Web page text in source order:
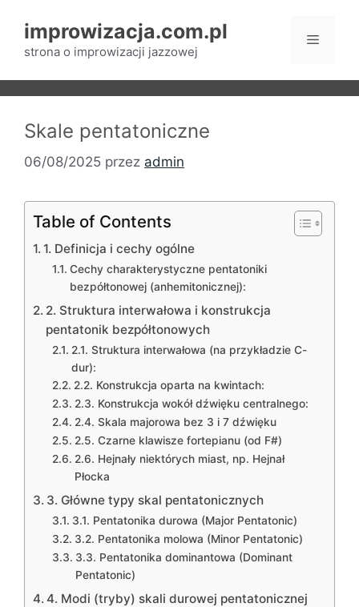
treści
improwizacja.com.pl
strona o improwizacji jazzowej
Menu
Skale pentatoniczne
06/08/2025 przez admin
Table of Contents
1. Definicja i cechy ogólne
Cechy charakterystyczne pentatoniki
bezpółtonowej (anhemitonicznej):
2. Struktura interwałowa i konstrukcja
pentatonik bezpółtonowych
2.1. Struktura interwałowa (na przykładzie C-
dur):
2.2. Konstrukcja oparta na kwintach:
2.3. Konstrukcja wokół dźwięku centralnego:
2.4. Skala majorowa bez 3 i 7 dźwięku
2.5. Czarne klawisze fortepianu (od F#)
2.6. Hejnały niektórych miast, np. Hejnał
Płocka
3. Główne typy skal pentatonicznych
3.1. Pentatonika durowa (Major Pentatonic)
3.2. Pentatonika molowa (Minor Pentatonic)
3.3. Pentatonika dominantowa (Dominant
Pentatonic)
4. Modi (tryby) skali durowej pentatonicznej